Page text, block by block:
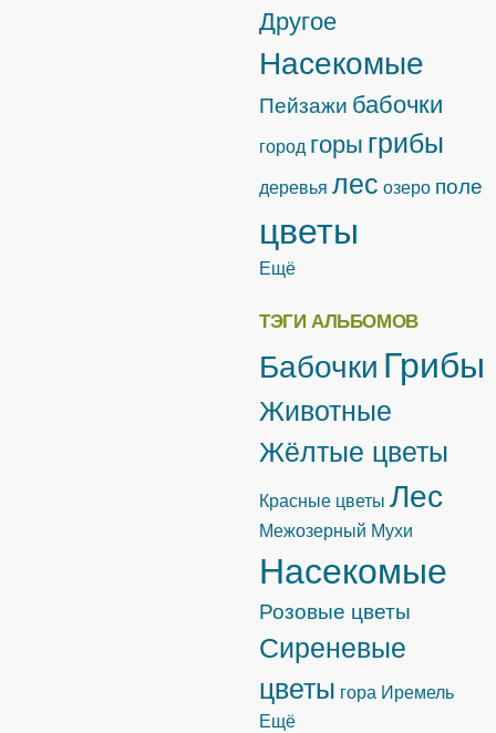
Другое
Насекомые
Пейзажи бабочки
город горыгрибы
деревья лес озеро поле
цветы
Ещё
ТЭГИ АЛЬБОМОВ
БабочкиГрибы
Животные
Жёлтые цветы
Красные цветы Лес
Межозерный Мухи
Насекомые
Розовые цветы
Сиреневые
цветы гора Иремель
Ещё